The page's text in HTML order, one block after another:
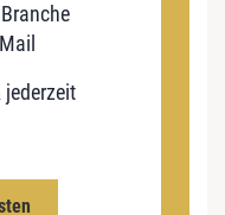
jederzeit